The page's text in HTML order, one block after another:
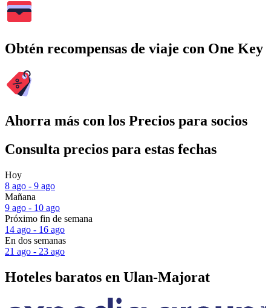
Obtén recompensas de viaje con One Key
Ahorra más con los Precios para socios
Consulta precios para estas fechas
Hoy
8 ago - 9 ago
Mañana
9 ago - 10 ago
Próximo fin de semana
14 ago - 16 ago
En dos semanas
21 ago - 23 ago
Hoteles baratos en Ulan-Majorat